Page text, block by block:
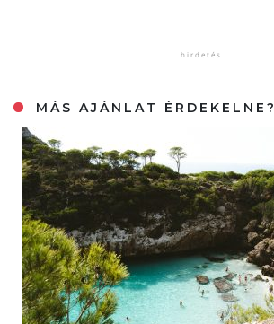
MÁS AJÁNLAT ÉRDEKELNE?